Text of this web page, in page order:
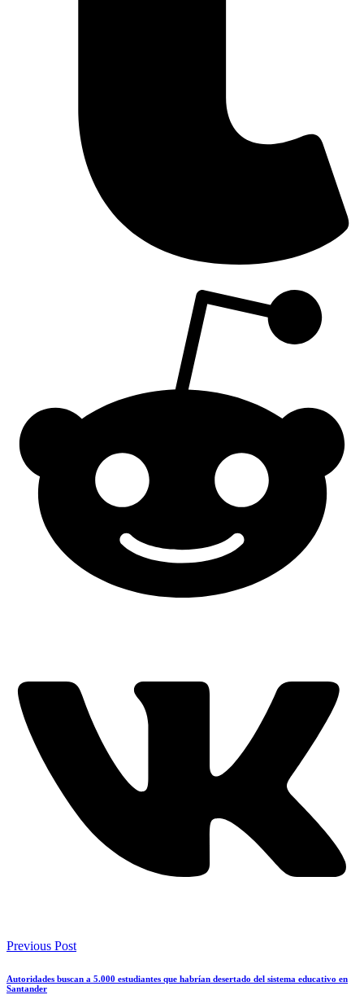
Previous Post
Autoridades buscan a 5.000 estudiantes que habrían desertado del sistema educativo en
Santander